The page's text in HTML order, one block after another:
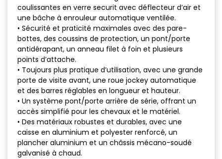
coulissantes en verre securit avec déflecteur d’air et
une bâche à enrouleur automatique ventilée.
• Sécurité et praticité maximales avec des pare-
bottes, des coussins de protection, un pont/porte
antidérapant, un anneau filet à foin et plusieurs
points d’attache.
• Toujours plus pratique d’utilisation, avec une grande
porte de visite avant, une roue jockey automatique
et des barres réglables en longueur et hauteur.
• Un système pont/porte arrière de série, offrant un
accès simplifié pour les chevaux et le matériel.
• Des matériaux robustes et durables, avec une
caisse en aluminium et polyester renforcé, un
plancher aluminium et un châssis mécano-soudé
galvanisé à chaud.